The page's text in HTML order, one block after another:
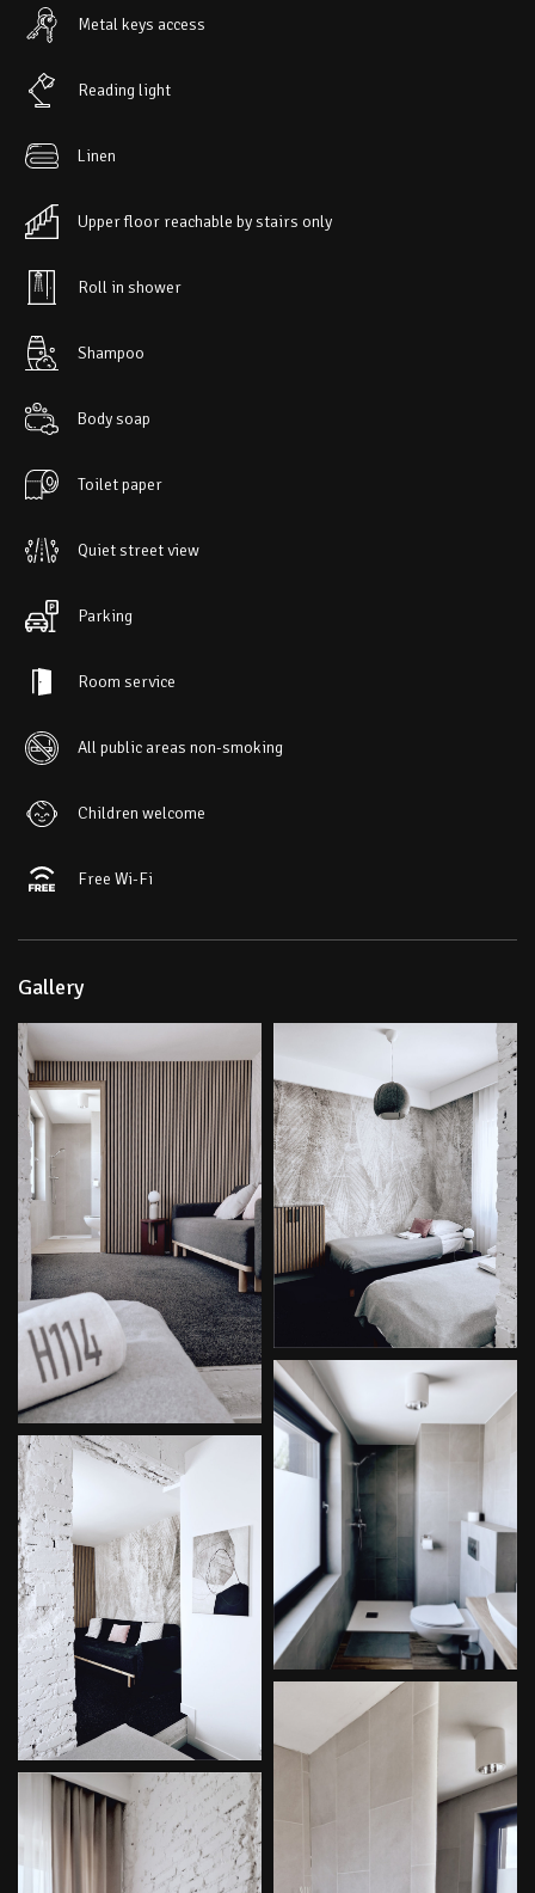
Metal keys access
Reading light
Linen
Upper floor reachable by stairs only
Roll in shower
Shampoo
Body soap
Toilet paper
Quiet street view
Parking
Room service
All public areas non-smoking
Children welcome
Free Wi-Fi
Gallery